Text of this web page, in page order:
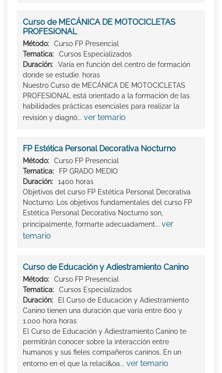
Curso de MECÁNICA DE MOTOCICLETAS
PROFESIONAL
Método:
Curso FP Presencial
Tematica:
Cursos Especializados
Duración:
Varía en función del centro de formación
donde se estudie. horas
Nuestro Curso de MECÁNICA DE MOTOCICLETAS
PROFESIONAL está orientado a la formación de las
habilidades prácticas esenciales para realizar la
revisión y diagnó... ver temario
FP Estética Personal Decorativa Nocturno
Método:
Curso FP Presencial
Tematica:
FP GRADO MEDIO
Duración:
1400 horas
Objetivos del curso FP Estética Personal Decorativa
Nocturno: Los objetivos fundamentales del curso FP
Estética Personal Decorativa Nocturno son,
principalmente, formarte adecuadament... ver
temario
Curso de Educación y Adiestramiento Canino
Método:
Curso FP Presencial
Tematica:
Cursos Especializados
Duración:
El Curso de Educación y Adiestramiento
Canino tienen una duración que varía entre 600 y
1.000 hora horas
El Curso de Educación y Adiestramiento Canino te
permitirán conocer sobre la interacción entre
humanos y sus fieles compañeros caninos. En un
entorno en el que la relaci&oa... ver temario